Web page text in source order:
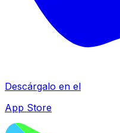
Descárgalo en el
App Store